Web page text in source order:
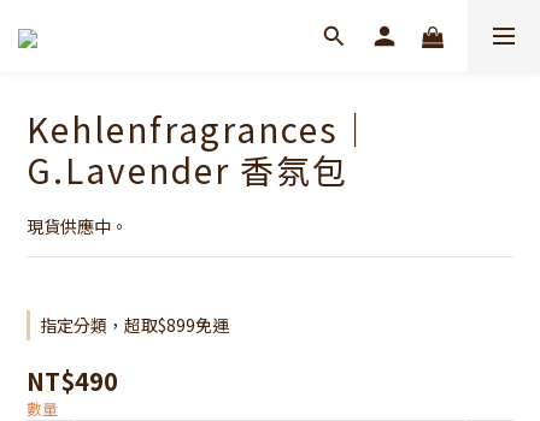
Kehlenfragrances｜
G.Lavender 香氛包
現貨供應中。
指定分類，超取$899免運
NT$490
數量